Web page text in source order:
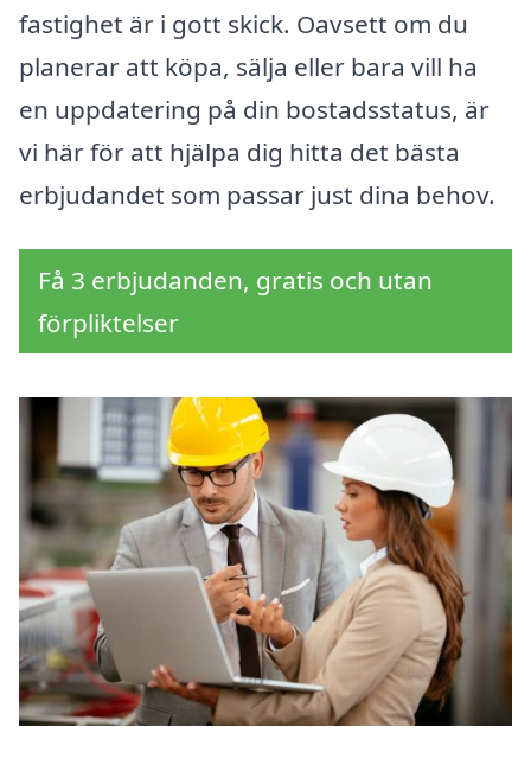
fastighet är i gott skick. Oavsett om du
planerar att köpa, sälja eller bara vill ha
en uppdatering på din bostadsstatus, är
vi här för att hjälpa dig hitta det bästa
erbjudandet som passar just dina behov.
Få 3 erbjudanden, gratis och utan
förpliktelser